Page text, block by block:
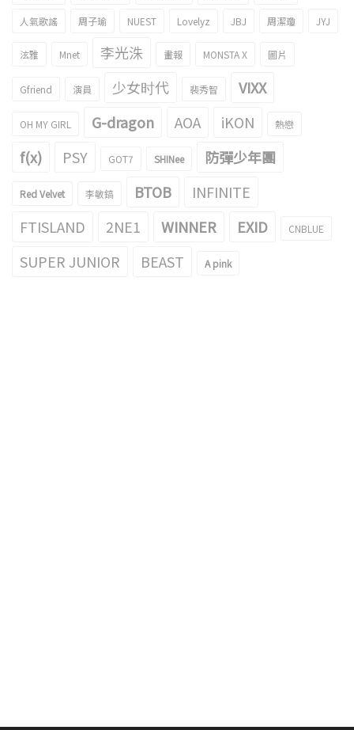
人氣歌謠 周子瑜 NUEST Lovelyz JBJ 周潔瓊 JYJ
泫雅 Mnet 李光洙 畫報 MONSTA X 圖片
Gfriend 演員 少女时代 裴秀智 VIXX
OH MY GIRL G-dragon AOA iKON 熱戀
f(x) PSY GOT7 SHINee 防彈少年團
Red Velvet 李敏鎬 BTOB
INFINITE
FTISLAND
2NE1 WINNER EXID CNBLUE
SUPER JUNIOR BEAST A pink